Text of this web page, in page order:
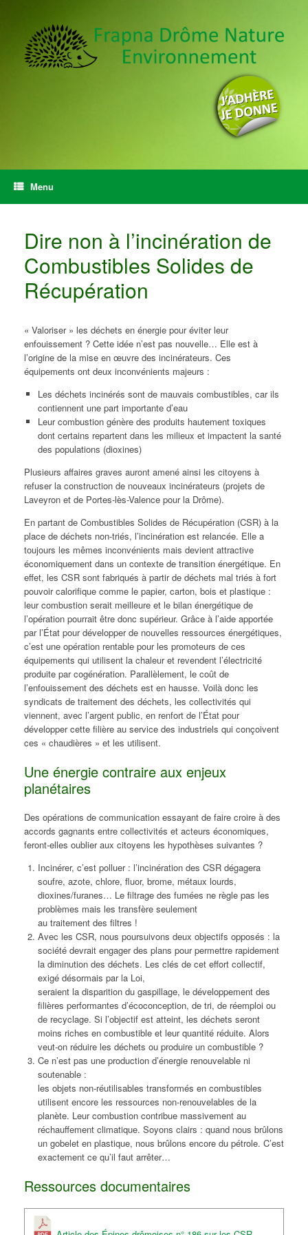
Menu
Dire non à l’incinération de
Combustibles Solides de
Récupération
« Valoriser » les déchets en énergie pour éviter leur
enfouissement ? Cette idée n’est pas nouvelle… Elle est à
l’origine de la mise en œuvre des incinérateurs. Ces
équipements ont deux inconvénients majeurs :
Les déchets incinérés sont de mauvais combustibles, car ils
contiennent une part importante d’eau
Leur combustion génère des produits hautement toxiques
dont certains repartent dans les milieux et impactent la santé
des populations (dioxines)
Plusieurs affaires graves auront amené ainsi les citoyens à
refuser la construction de nouveaux incinérateurs (projets de
Laveyron et de Portes-lès-Valence pour la Drôme).
En partant de Combustibles Solides de Récupération (CSR) à la
place de déchets non-triés, l’incinération est relancée. Elle a
toujours les mêmes inconvénients mais devient attractive
économiquement dans un contexte de transition énergétique. En
effet, les CSR sont fabriqués à partir de déchets mal triés à fort
pouvoir calorifique comme le papier, carton, bois et plastique :
leur combustion serait meilleure et le bilan énergétique de
l’opération pourrait être donc supérieur. Grâce à l’aide apportée
par l’État pour développer de nouvelles ressources énergétiques,
c’est une opération rentable pour les promoteurs de ces
équipements qui utilisent la chaleur et revendent l’électricité
produite par cogénération. Parallèlement, le coût de
l’enfouissement des déchets est en hausse. Voilà donc les
syndicats de traitement des déchets, les collectivités qui
viennent, avec l’argent public, en renfort de l’État pour
développer cette filière au service des industriels qui conçoivent
ces « chaudières » et les utilisent.
Une énergie contraire aux enjeux
planétaires
Des opérations de communication essayant de faire croire à des
accords gagnants entre collectivités et acteurs économiques,
feront-elles oublier aux citoyens les hypothèses suivantes ?
Incinérer, c’est polluer : l’incinération des CSR dégagera
soufre, azote, chlore, fluor, brome, métaux lourds,
dioxines/furanes… Le filtrage des fumées ne règle pas les
problèmes mais les transfère seulement
au traitement des filtres !
Avec les CSR, nous poursuivons deux objectifs opposés : la
société devrait engager des plans pour permettre rapidement
la diminution des déchets. Les clés de cet effort collectif,
exigé désormais par la Loi,
seraient la disparition du gaspillage, le développement des
filières performantes d’écoconception, de tri, de réemploi ou
de recyclage. Si l’objectif est atteint, les déchets seront
moins riches en combustible et leur quantité réduite. Alors
veut-on réduire les déchets ou produire un combustible ?
Ce n’est pas une production d’énergie renouvelable ni
soutenable :
les objets non-réutilisables transformés en combustibles
utilisent encore les ressources non-renouvelables de la
planète. Leur combustion contribue massivement au
réchauffement climatique. Soyons clairs : quand nous brûlons
un gobelet en plastique, nous brûlons encore du pétrole. C’est
exactement ce qu’il faut arrêter…
Ressources documentaires